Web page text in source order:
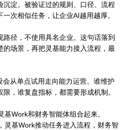
淀。被验证过的规则、口径、流程
次相似任务，让企业AI越用越厚。
径，不使用具名企业。这句话落到
场景，再把灵基能力接入流程，最
从单点试用走向能力运营。谁维护
，谁复盘指标，都需要形成机制。
Work和财务智能体组合起来。
灵基Work推动任务进入流程，财务智